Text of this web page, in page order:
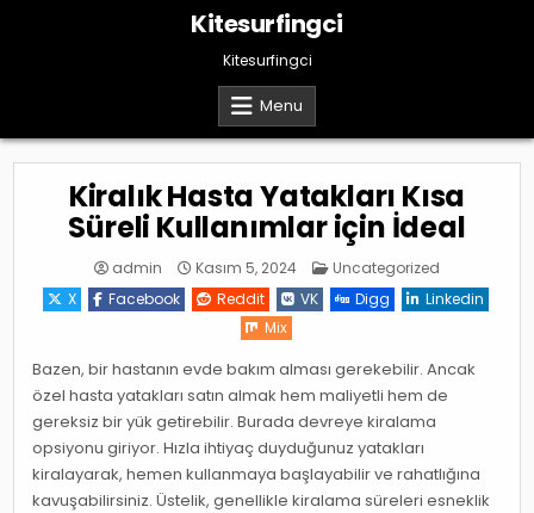
Kitesurfingci
Kitesurfingci
Menu
Kiralık Hasta Yatakları Kısa
Süreli Kullanımlar için İdeal
admin Kasım 5, 2024 Posted
Uncategorized
X
Facebook Reddit VK Digg
Linkedin
Mix
Bazen, bir hastanın evde bakım alması gerekebilir. Ancak
özel hasta yatakları satın almak hem maliyetli hem de
gereksiz bir yük getirebilir. Burada devreye kiralama
opsiyonu giriyor. Hızla ihtiyaç duyduğunuz yatakları
kiralayarak, hemen kullanmaya başlayabilir ve rahatlığına
kavuşabilirsiniz. Üstelik, genellikle kiralama süreleri esneklik